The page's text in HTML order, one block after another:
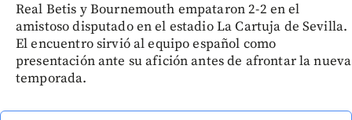
Real Betis y Bournemouth empataron 2-2 en el
amistoso disputado en el estadio La Cartuja de Sevilla.
El encuentro sirvió al equipo español como
presentación ante su afición antes de afrontar la nueva
temporada.